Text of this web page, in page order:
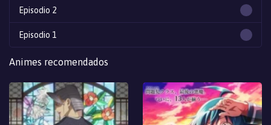
Episodio 2
Episodio 1
Animes recomendados